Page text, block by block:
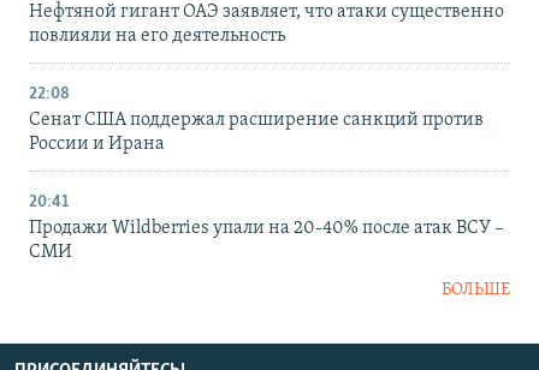
Нефтяной гигант ОАЭ заявляет, что атаки существенно
повлияли на его деятельность
22:08
Сенат США поддержал расширение санкций против
России и Ирана
20:41
Продажи Wildberries упали на 20-40% после атак ВСУ –
СМИ
БОЛЬШЕ